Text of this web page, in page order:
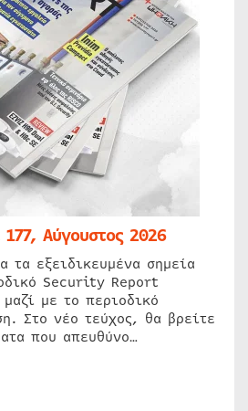
Αύγουστος 2026
τα εξειδικευμένα σημεία
Security Report
με το περιοδικό
Στο νέο τεύχος, θα βρείτε
που απευθύνο…